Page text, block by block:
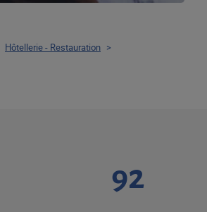
92
Hôtellerie - Restauration >